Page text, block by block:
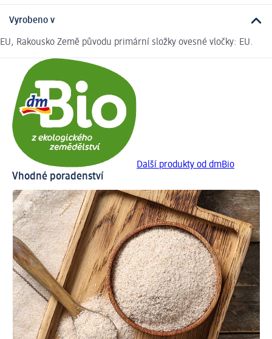
Vyrobeno v
EU, Rakousko Země původu primární složky ovesné vločky: EU.
Další produkty od dmBio
Vhodné poradenství